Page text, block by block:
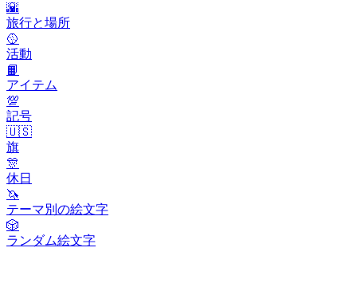
🌇
旅行と場所
🥎
活動
📙
アイテム
💯
記号
🇺🇸
旗
🎊
休日
🦄
テーマ別の絵文字
🎲
ランダム絵文字